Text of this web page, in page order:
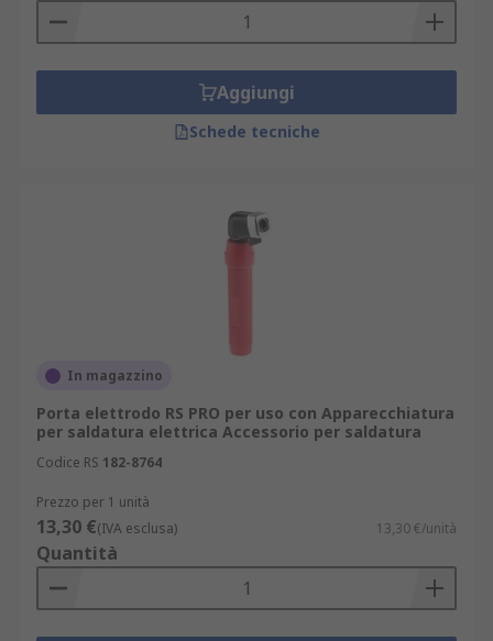
Aggiungi
Schede tecniche
In magazzino
Porta elettrodo RS PRO per uso con Apparecchiatura
per saldatura elettrica Accessorio per saldatura
Codice RS 182-8764
Prezzo per 1 unità
13,30 €(IVA esclusa) 13,30 €/unità
Quantità